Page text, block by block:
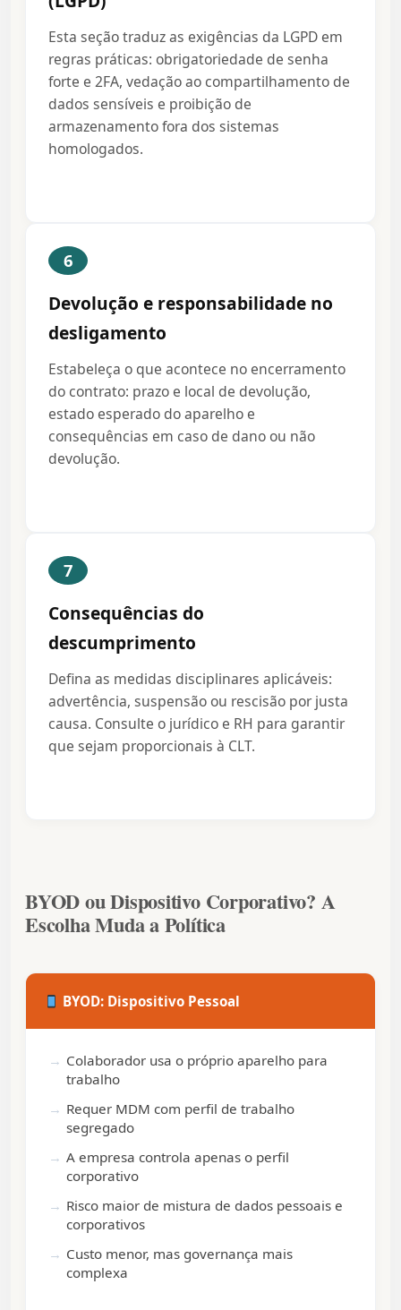
Esta seção traduz as exigências da LGPD em
regras práticas: obrigatoriedade de senha
forte e 2FA, vedação ao compartilhamento de
dados sensíveis e proibição de
armazenamento fora dos sistemas
homologados.
6
Devolução e responsabilidade no
desligamento
Estabeleça o que acontece no encerramento
do contrato: prazo e local de devolução,
estado esperado do aparelho e
consequências em caso de dano ou não
devolução.
7
Consequências do
descumprimento
Defina as medidas disciplinares aplicáveis:
advertência, suspensão ou rescisão por justa
causa. Consulte o jurídico e RH para garantir
que sejam proporcionais à CLT.
BYOD ou Dispositivo Corporativo? A
Escolha Muda a Política
BYOD: Dispositivo Pessoal
Colaborador usa o próprio aparelho para
trabalho
Requer MDM com perfil de trabalho
segregado
A empresa controla apenas o perfil
corporativo
Risco maior de mistura de dados pessoais e
corporativos
Custo menor, mas governança mais
complexa